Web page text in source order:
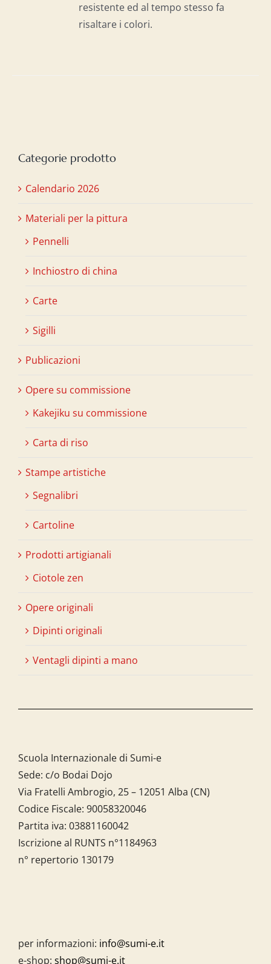
resistente ed al tempo stesso fa
risaltare i colori.
Categorie prodotto
Calendario 2026
Materiali per la pittura
Pennelli
Inchiostro di china
Carte
Sigilli
Publicazioni
Opere su commissione
Kakejiku su commissione
Carta di riso
Stampe artistiche
Segnalibri
Cartoline
Prodotti artigianali
Ciotole zen
Opere originali
Dipinti originali
Ventagli dipinti a mano
Scuola Internazionale di Sumi-e
Sede: c/o Bodai Dojo
Via Fratelli Ambrogio, 25 – 12051 Alba (CN)
Codice Fiscale: 90058320046
Partita iva: 03881160042
Iscrizione al RUNTS n°1184963
n° repertorio 130179
per informazioni: info@sumi-e.it
e-shop: shop@sumi-e.it